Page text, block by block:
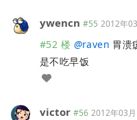
ywencn #55 2012年
#52 楼 @raven 胃溃
是不吃早饭
victor #56 2012年03